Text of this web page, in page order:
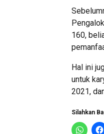
160,
Hal ini
untuk
2021,
Silahkan